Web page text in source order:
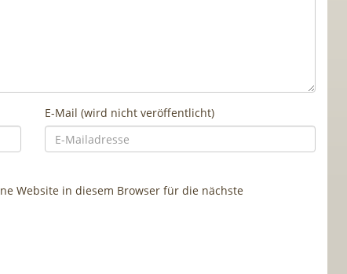
E-Mail (wird nicht veröffentlicht)
Website in diesem Browser für die nächste